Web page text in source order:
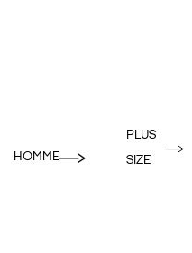
HOMME
PLUS
SIZE